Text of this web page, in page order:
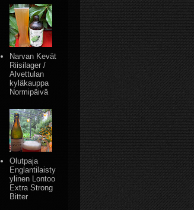
Narvan Kevät
Riisilager /
Alvettulan
kyläkauppa
Normipäivä
Olutpaja
Englantilaisty
ylinen Lontoo
Extra Strong
Bitter